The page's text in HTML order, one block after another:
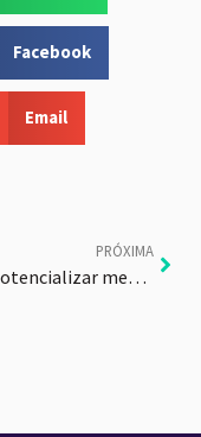
Facebook
Email
PRÓXIMA
Como potencializar meu conteúdo com CTV?